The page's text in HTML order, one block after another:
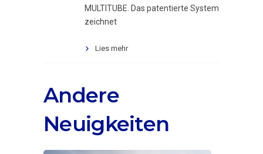
MULTITUBE. Das patentierte System
zeichnet
Lies mehr
Andere
Neuigkeiten